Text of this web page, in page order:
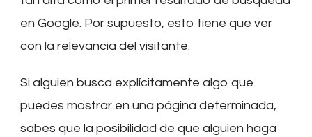
en Google. Por supuesto, esto tiene que ver
con la relevancia del visitante.
Si alguien busca explícitamente algo que
puedes mostrar en una página determinada,
sabes que la posibilidad de que alguien haga